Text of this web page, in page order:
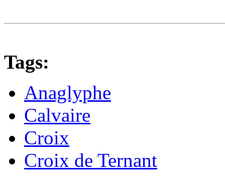
Tags:
Anaglyphe
Calvaire
Croix
Croix de Ternant